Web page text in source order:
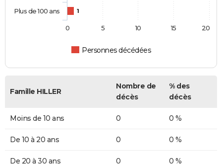
1
Personnes décédées
Plus de 100 ans
0 5 10 15 20
Famille HILLER
Nombre de
décès
% des
décès
Moins de 10 ans 0 0 %
De 10 à 20 ans 0 0 %
De 20 à 30 ans 0 0 %